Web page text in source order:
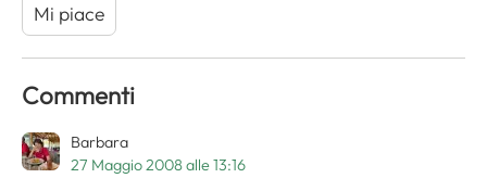
Mi piace
Commenti
Barbara
27 Maggio 2008 alle 13:16